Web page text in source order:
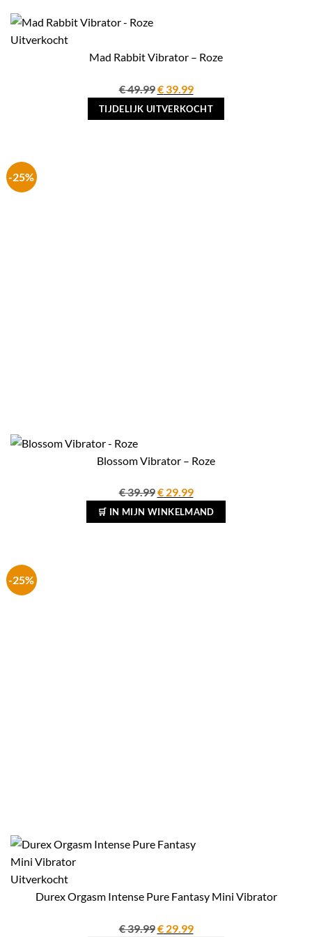
Uitverkocht
Mad Rabbit Vibrator – Roze
€49.99Oorspronkelijke
prijs
was:
€39.99Huidige
prijs
is:
TIJDELIJK UITVERKOCHT
-25%
Blossom Vibrator – Roze
€39.99Oorspronkelijke
prijs
was:
€29.99Huidige
prijs
is:
🛒 IN MIJN WINKELMAND
-25%
Uitverkocht
Durex Orgasm Intense Pure Fantasy Mini Vibrator
€39.99Oorspronkelijke
€29.99Huidige